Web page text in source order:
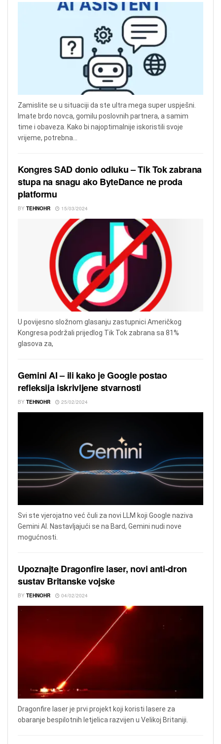
Zamislite se u situaciji da ste ultra mega super uspješni.
Imate brdo novca, gomilu poslovnih partnera, a samim
time i obaveza. Kako bi najoptimalnije iskoristili svoje
vrijeme, potrebna...
Kongres SAD donio odluku – Tik Tok zabrana
stupa na snagu ako ByteDance ne proda
platformu
BY TEHNOHR 15/03/2024
U povijesno složnom glasanju zastupnici Američkog
Kongresa podržali prijedlog Tik Tok zabrana sa 81%
glasova za,
Gemini AI – ili kako je Google postao
refleksija iskrivljene stvarnosti
BY TEHNOHR 25/02/2024
Svi ste vjerojatno već čuli za novi LLM koji Google naziva
Gemini AI. Nastavljajući se na Bard, Gemini nudi nove
mogućnosti.
Upoznajte Dragonfire laser, novi anti-dron
sustav Britanske vojske
BY TEHNOHR 04/02/2024
Dragonfire laser je prvi projekt koji koristi lasere za
obaranje bespilotnih letjelica razvijen u Velikoj Britaniji.